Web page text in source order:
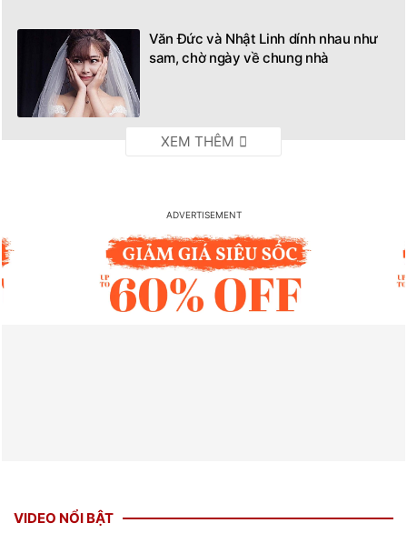
Văn Đức và Nhật Linh dính nhau như
sam, chờ ngày về chung nhà
VIDEO NỔI BẬT